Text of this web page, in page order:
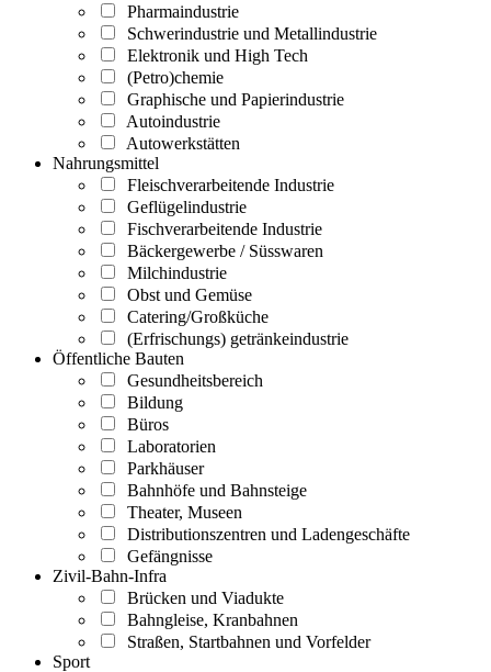
Pharmaindustrie
Schwerindustrie und Metallindustrie
Elektronik und High Tech
(Petro)chemie
Graphische und Papierindustrie
Autoindustrie
Autowerkstätten
Nahrungsmittel
Fleischverarbeitende Industrie
Geflügelindustrie
Fischverarbeitende Industrie
Bäckergewerbe / Süsswaren
Milchindustrie
Obst und Gemüse
Catering/Großküche
(Erfrischungs) getränkeindustrie
Öffentliche Bauten
Gesundheitsbereich
Bildung
Büros
Laboratorien
Parkhäuser
Bahnhöfe und Bahnsteige
Theater, Museen
Distributionszentren und Ladengeschäfte
Gefängnisse
Zivil-Bahn-Infra
Brücken und Viadukte
Bahngleise, Kranbahnen
Straßen, Startbahnen und Vorfelder
Sport